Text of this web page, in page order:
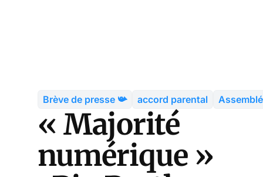
Brève de presse 📯 accord parental
« Majorité
numérique »